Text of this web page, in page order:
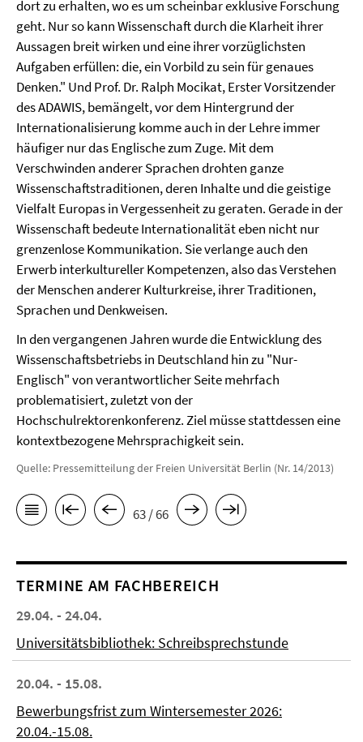
dort zu erhalten, wo es um scheinbar exklusive Forschung
geht. Nur so kann Wissenschaft durch die Klarheit ihrer
Aussagen breit wirken und eine ihrer vorzüglichsten
Aufgaben erfüllen: die, ein Vorbild zu sein für genaues
Denken." Und Prof. Dr. Ralph Mocikat, Erster Vorsitzender
des ADAWIS, bemängelt, vor dem Hintergrund der
Internationalisierung komme auch in der Lehre immer
häufiger nur das Englische zum Zuge. Mit dem
Verschwinden anderer Sprachen drohten ganze
Wissenschaftstraditionen, deren Inhalte und die geistige
Vielfalt Europas in Vergessenheit zu geraten. Gerade in der
Wissenschaft bedeute Internationalität eben nicht nur
grenzenlose Kommunikation. Sie verlange auch den
Erwerb interkultureller Kompetenzen, also das Verstehen
der Menschen anderer Kulturkreise, ihrer Traditionen,
Sprachen und Denkweisen.
In den vergangenen Jahren wurde die Entwicklung des
Wissenschaftsbetriebs in Deutschland hin zu "Nur-
Englisch" von verantwortlicher Seite mehrfach
problematisiert, zuletzt von der
Hochschulrektorenkonferenz. Ziel müsse stattdessen eine
kontextbezogene Mehrsprachigkeit sein.
Quelle: Pressemitteilung der Freien Universität Berlin (Nr. 14/2013)
63 / 66
TERMINE AM FACHBEREICH
29.04. - 24.04.
Universitätsbibliothek: Schreibsprechstunde
20.04. - 15.08.
Bewerbungsfrist zum Wintersemester 2026:
20.04.-15.08.